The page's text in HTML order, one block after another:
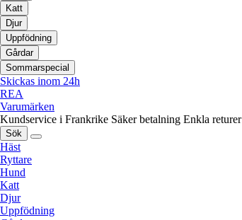
Katt
Djur
Uppfödning
Gårdar
Sommarspecial
Skickas inom 24h
REA
Varumärken
Kundservice i Frankrike Säker betalning Enkla returer
Sök
Häst
Ryttare
Hund
Katt
Djur
Uppfödning